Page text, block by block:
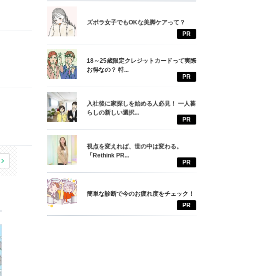
ズボラ女子でもOKな美脚ケアって？
PR
18～25歳限定クレジットカードって実際
お得なの？ 特...
PR
入社後に家探しを始める人必見！ 一人暮
らしの新しい選択...
PR
視点を変えれば、世の中は変わる。
「Rethink PR...
PR
簡単な診断で今のお疲れ度をチェック！
PR